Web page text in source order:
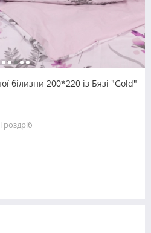
білизни 200*220 із Бязі "Gold"
роздріб